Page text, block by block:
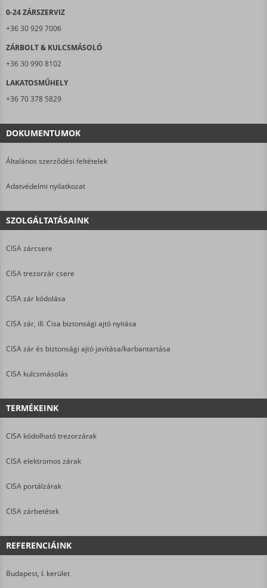
0-24 ZÁRSZERVIZ
+36 30 929 7006
ZÁRBOLT & KULCSMÁSOLÓ
+36 30 990 8102
LAKATOSMŰHELY
+36 70 378 5829
DOKUMENTUMOK
Általános szerződési feltételek
Adatvédelmi nyilatkozat
SZOLGÁLTATÁSAINK
CISA zárcsere
CISA trezorzár csere
CISA zár kódolása
CISA zár, ill. Cisa biztonsági ajtó nyitása
CISA zár és biztonsági ajtó javítása/karbantartása
CISA kulcsmásolás
TERMÉKEINK
CISA kódolható trezorzárak
CISA elektromos zárak
CISA portálzárak
CISA zárbetétek
REFERENCIÁINK
Budapest, I. kerület